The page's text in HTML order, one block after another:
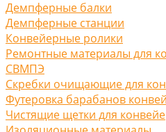
Демпферные балки
Демпферные станции
Конвейерные ролики
Ремонтные материалы для
СВМПЭ
Скребки очищающие для
Футеровка барабанов
Чистящие щетки для